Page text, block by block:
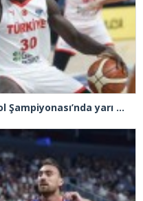
12 Dev Adam, Avrupa Basketbol Şampiyonası’nda yarı finale yükseldi